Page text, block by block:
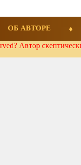
ОБ АВТОРЕ
Автор